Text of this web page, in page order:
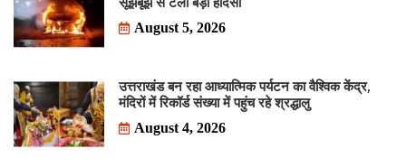
August 5, 2026
उत्तराखंड बन रहा आध्यात्मिक पर्यटन का वैश्विक केंद्र,
मंदिरों में रिकॉर्ड संख्या में पहुंच रहे श्रद्धालु
August 4, 2026